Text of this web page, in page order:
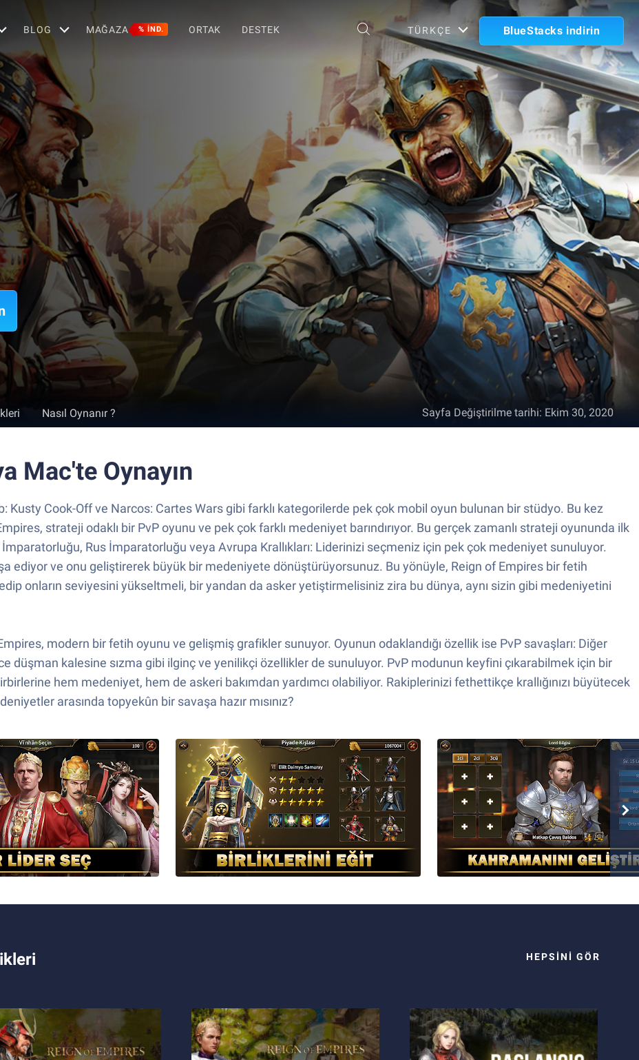
BLOG MAĞAZA % IND. ORTAK DESTEK TÜRKÇE BlueStacks indirin
Nasıl Oynanır ? Sayfa Değiştirilme tarihi: Ekim 30, 2020
Mac'te Oynayın
Kusty Cook-Off ve Narcos: Cartes Wars gibi farklı kategorilerde pek çok mobil oyun bulunan bir stüdyo. Bu kez
strateji odaklı bir PvP oyunu ve pek çok farklı medeniyet barındırıyor. Bu gerçek zamanlı strateji oyununda ilk
Rus İmparatorluğu veya Avrupa Krallıkları: Liderinizi seçmeniz için pek çok medeniyet sunuluyor.
ediyor ve onu geliştirerek büyük bir medeniyete dönüştürüyorsunuz. Bu yönüyle, Reign of Empires bir fetih
onların seviyesini yükseltmeli, bir yandan da asker yetiştirmelisiniz zira bu dünya, aynı sizin gibi medeniyetini
modern bir fetih oyunu ve gelişmiş grafikler sunuyor. Oyunun odaklandığı özellik ise PvP savaşları: Diğer
düşman kalesine sızma gibi ilginç ve yenilikçi özellikler de sunuluyor. PvP modunun keyfini çıkarabilmek için bir
hem medeniyet, hem de askeri bakımdan yardımcı olabiliyor. Rakiplerinizi fethettikçe krallığınızı büyütecek
arasında topyekûn bir savaşa hazır mısınız?
HEPSINI GÖR